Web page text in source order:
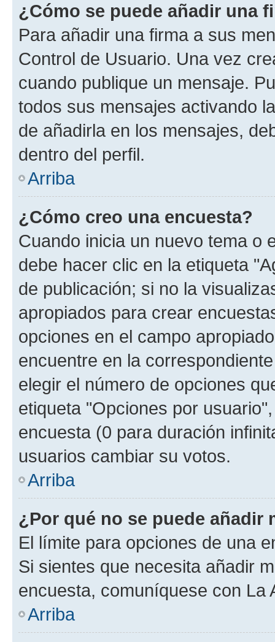
¿Cómo se puede añadir una
Para añadir una firma a sus
Control de Usuario. Una vez
cuando publique un mensaje.
todos sus mensajes activando
de añadirla en los mensajes,
dentro del perfil.
Arriba
¿Cómo creo una encuesta?
Cuando inicia un nuevo tema o
debe hacer clic en la etiqueta
de publicación; si no la
apropiados para crear
opciones en el campo
encuentre en la
elegir el número de opciones
etiqueta "Opciones por
encuesta (0 para duración
usuarios cambiar su votos.
Arriba
¿Por qué no se puede añadir
El límite para opciones de una
Si sientes que necesita añadir
encuesta, comuníquese con La
Arriba